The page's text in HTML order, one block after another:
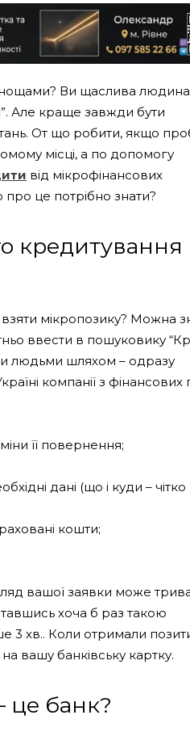
Ви щаслива
Але краще завжди бути
От що робити, якщо
місці, а по допомогу
від мікрофінансових
це потрібно знати?
кредитування
мікропозику? Можна
ввести в пошуковику
людьми шляхом – одразу
компанії з фінансових
її повернення;
дані (що і куди – чітко
кошти;
вашої заявки може
хоча б раз такою
3 хв.. Коли отримали
вашу банківську картку.
це банк?